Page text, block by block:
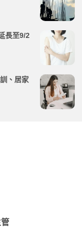
長至9/2
、居家